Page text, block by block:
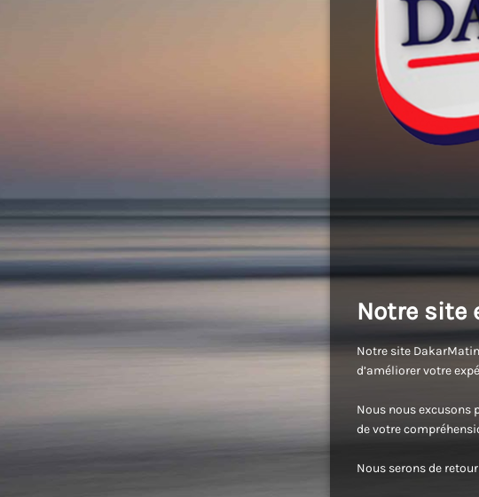
Notre site
Notre site
d’améliorer votre
Nous nous excusons
de votre
Nous serons de